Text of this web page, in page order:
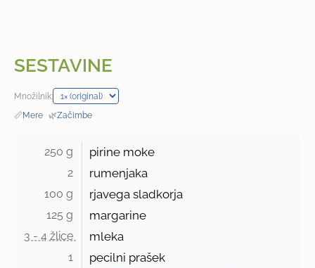
SESTAVINE
Množilnik:
📏Mere · 🌿Začimbe
250 g pirine moke
2 rumenjaka
100 g rjavega sladkorja
125 g margarine
3 - 4 žlice mleka
1 pecilni prašek